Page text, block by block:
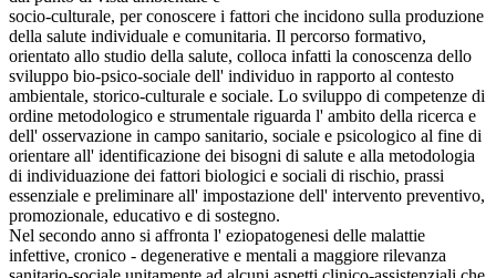
socio-culturale, per conoscere i fattori che incidono sulla produzione
della salute individuale e comunitaria. Il percorso formativo,
orientato allo studio della salute, colloca infatti la conoscenza dello
sviluppo bio-psico-sociale dell' individuo in rapporto al contesto
ambientale, storico-culturale e sociale. Lo sviluppo di competenze di
ordine metodologico e strumentale riguarda l' ambito della ricerca e
dell' osservazione in campo sanitario, sociale e psicologico al fine di
orientare all' identificazione dei bisogni di salute e alla metodologia
di individuazione dei fattori biologici e sociali di rischio, prassi
essenziale e preliminare all' impostazione dell' intervento preventivo,
promozionale, educativo e di sostegno.
Nel secondo anno si affronta l' eziopatogenesi delle malattie
infettive, cronico - degenerative e mentali a maggiore rilevanza